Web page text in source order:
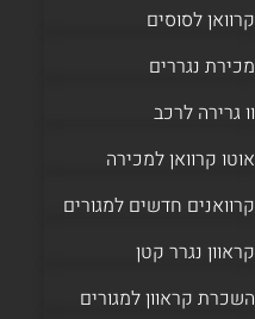
קרוואן לסוסים
מכירת נגררים
וו גרירה לרכב
אוטו קרוואן למכירה
קרוואנים חדשים למגורים
קראוון נגרר קטן
השכרת קראוון למגורים